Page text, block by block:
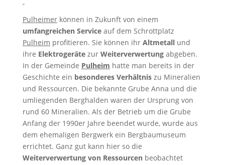
Pulheimerkönnen in Zukunft von einem
umfangreichen Service auf dem Schrottplatz
Pulheim profitieren. Sie können ihr Altmetallund
ihre Elektrogerätezur Weiterverwertungabgeben.
In der Gemeinde Pulheim hatte man bereits in der
Geschichte ein besonderes Verhältniszu Mineralien
und Ressourcen. Die bekannte Grube Anna und die
umliegenden Berghalden waren der Ursprung von
rund 60 Mineralien. Als der Betrieb um die Grube
Anfang der 1990er Jahre beendet wurde, wurde aus
dem ehemaligen Bergwerk ein Bergbaumuseum
errichtet. Ganz gut kann hier so die
Weiterverwertung von Ressourcenbeobachtet